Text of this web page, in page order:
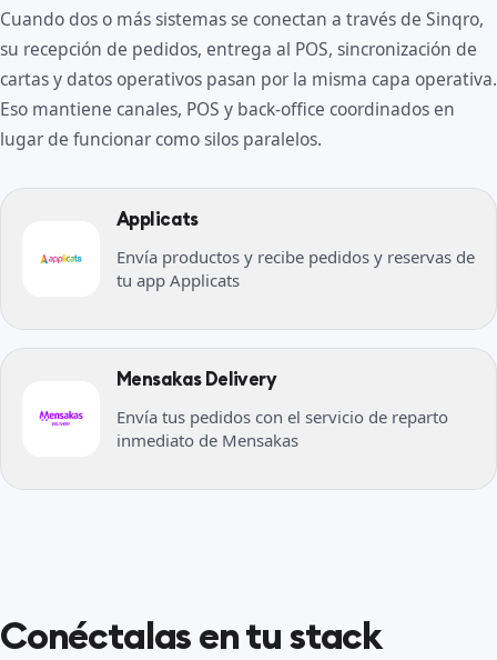
Cuando dos o más sistemas se conectan a través de Sinqro,
su recepción de pedidos, entrega al POS, sincronización de
cartas y datos operativos pasan por la misma capa operativa.
Eso mantiene canales, POS y back-office coordinados en
lugar de funcionar como silos paralelos.
Applicats
Envía productos y recibe pedidos y reservas de
tu app Applicats
Mensakas Delivery
Envía tus pedidos con el servicio de reparto
inmediato de Mensakas
Conéctalas en tu stack